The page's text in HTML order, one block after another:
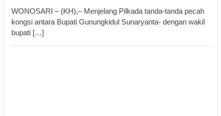
WONOSARI – (KH),– Menjelang Pilkada tanda-tanda pecah
kongsi antara Bupati Gunungkidul Sunaryanta- dengan wakil
bupati […]